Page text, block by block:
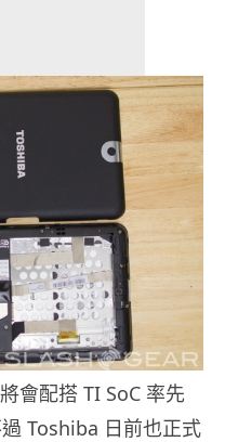
會配搭 TI SoC 率先
Toshiba 日前也正式